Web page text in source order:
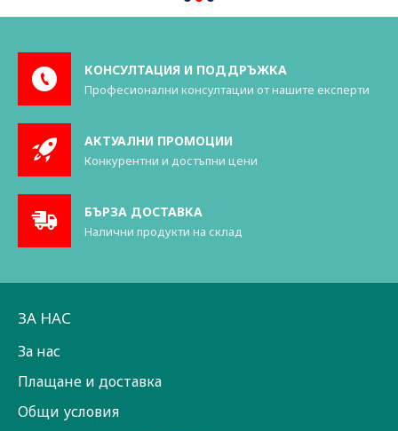
КОНСУЛТАЦИЯ И ПОДДРЪЖКА
Професионални консултации от нашите експерти
АКТУАЛНИ ПРОМОЦИИ
Конкурентни и достъпни цени
БЪРЗА ДОСТАВКА
Налични продукти на склад
ЗА НАС
За нас
Плащане и доставка
Общи условия